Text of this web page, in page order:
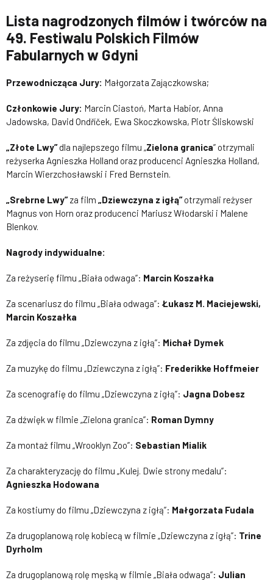
Lista nagrodzonych filmów i twórców na
49. Festiwalu Polskich Filmów
Fabularnych w Gdyni
Przewodnicząca Jury: Małgorzata Zajączkowska;
Członkowie Jury: Marcin Ciastoń, Marta Habior, Anna
Jadowska, David Ondříček, Ewa Skoczkowska, Piotr Śliskowski
„Złote Lwy”dla najlepszego filmu „Zielona granica” otrzymali
reżyserka Agnieszka Holland oraz producenci Agnieszka Holland,
Marcin Wierzchosławski i Fred Bernstein.
„Srebrne Lwy”za film „Dziewczyna z igłą”otrzymali reżyser
Magnus von Horn oraz producenci Mariusz Włodarski i Malene
Blenkov.
Nagrody indywidualne:
Za reżyserię filmu „Biała odwaga”: Marcin Koszałka
Za scenariusz do filmu „Biała odwaga”: Łukasz M. Maciejewski,
Marcin Koszałka
Za zdjęcia do filmu „Dziewczyna z igłą”: Michał Dymek
Za muzykę do filmu „Dziewczyna z igłą”: Frederikke Hoffmeier
Za scenografię do filmu „Dziewczyna z igłą”: Jagna Dobesz
Za dźwięk w filmie „Zielona granica”: Roman Dymny
Za montaż filmu „Wrooklyn Zoo”: Sebastian Mialik
Za charakteryzację do filmu „Kulej. Dwie strony medalu”:
Agnieszka Hodowana
Za kostiumy do filmu „Dziewczyna z igłą”: Małgorzata Fudala
Za drugoplanową rolę kobiecą w filmie „Dziewczyna z igłą”: Trine
Dyrholm
Za drugoplanową rolę męską w filmie „Biała odwaga”: Julian